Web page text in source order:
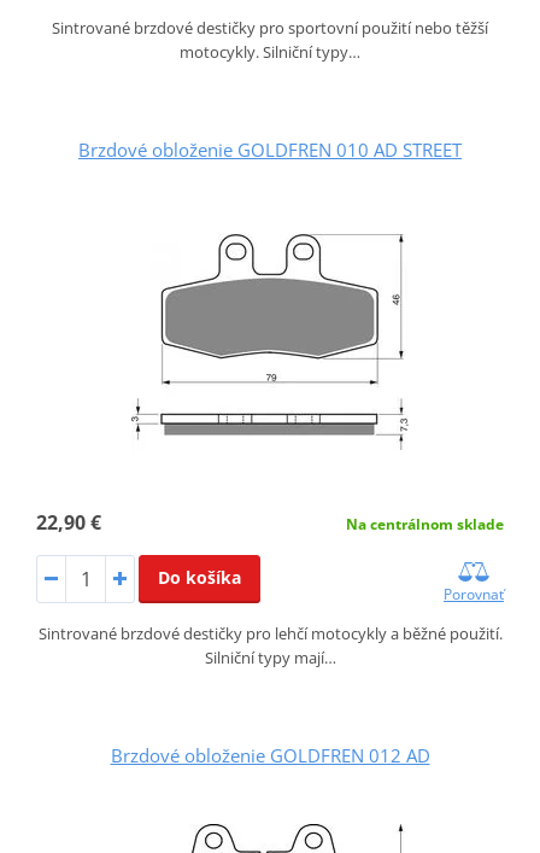
Sintrované brzdové destičky pro sportovní použití nebo těžší
motocykly. Silniční typy…
Brzdové obloženie GOLDFREN 010 AD STREET
22,90 € Na centrálnom sklade
Do košíka
Porovnať
Sintrované brzdové destičky pro lehčí motocykly a běžné použití.
Silniční typy mají…
Brzdové obloženie GOLDFREN 012 AD